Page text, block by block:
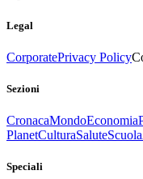
Legal
CorporatePrivacy Policy
Sezioni
CronacaMondoEconomia
PlanetCulturaSaluteScuola
Speciali